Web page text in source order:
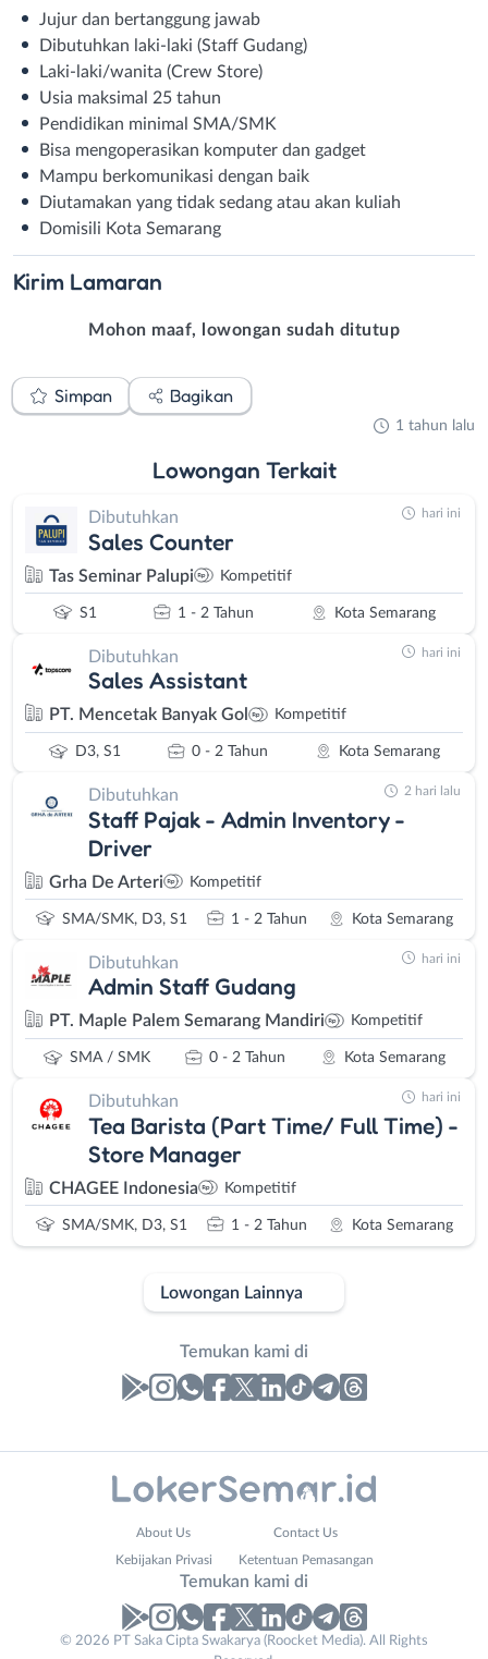
Jujur dan bertanggung jawab
Dibutuhkan laki-laki (Staff Gudang)
Laki-laki/wanita (Crew Store)
Usia maksimal 25 tahun
Pendidikan minimal SMA/SMK
Bisa mengoperasikan komputer dan gadget
Mampu berkomunikasi dengan baik
Diutamakan yang tidak sedang atau akan kuliah
Domisili Kota Semarang
Kirim Lamaran
Mohon maaf, lowongan sudah ditutup
Simpan Bagikan
1 tahun lalu
Lowongan Terkait
Dibutuhkan
Sales Counter
Tas Seminar Palupi Kompetitif
S1 1 - 2 Tahun Kota Semarang
hari ini
Dibutuhkan
Sales Assistant
PT. Mencetak Banyak Gol Kompetitif
D3, S1 0 - 2 Tahun Kota Semarang
hari ini
Dibutuhkan
Staff Pajak - Admin Inventory -
Driver
Grha De Arteri Kompetitif
SMA/SMK, D3, S1 1 - 2 Tahun Kota Semarang
2 hari lalu
Dibutuhkan
Admin Staff Gudang
PT. Maple Palem Semarang Mandiri Kompetitif
SMA / SMK 0 - 2 Tahun Kota Semarang
hari ini
Dibutuhkan
Tea Barista (Part Time/ Full Time) -
Store Manager
CHAGEE Indonesia Kompetitif
SMA/SMK, D3, S1 1 - 2 Tahun Kota Semarang
hari ini
Lowongan Lainnya
Temukan kami di
No. Telp /
Instagram
X - Twitter
About Us Contact Us
Kebijakan Privasi Ketentuan Pemasangan
Temukan kami di
© 2026 PT Saka Cipta Swakarya (Roocket Media). All Rights